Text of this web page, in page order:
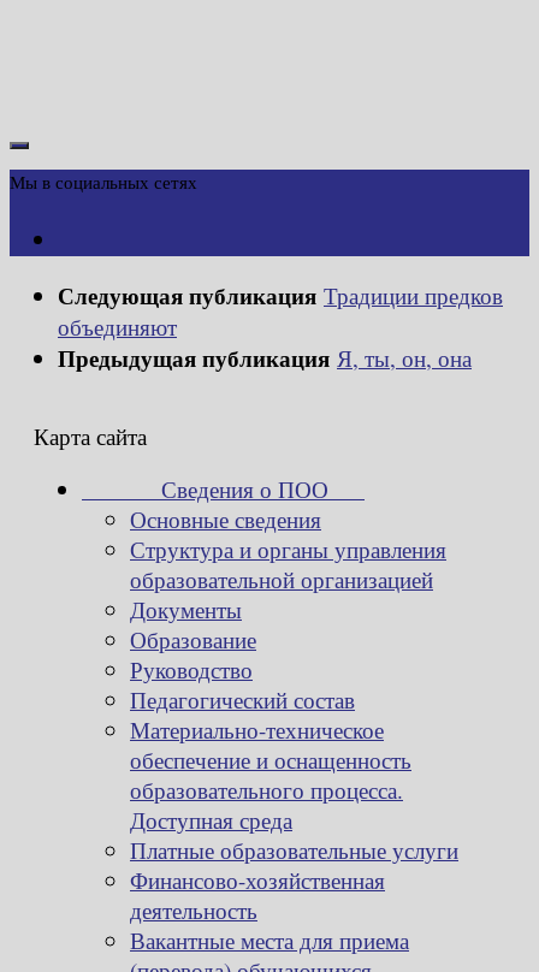
Мы в социальных сетях
Следующая публикация Традиции предков
объединяют
Предыдущая публикация Я, ты, он, она
Карта сайта
Сведения о ПОО
Основные сведения
Структура и органы управления
образовательной организацией
Документы
Образование
Руководство
Педагогический состав
Материально-техническое
обеспечение и оснащенность
образовательного процесса.
Доступная среда
Платные образовательные услуги
Финансово-хозяйственная
деятельность
Вакантные места для приема